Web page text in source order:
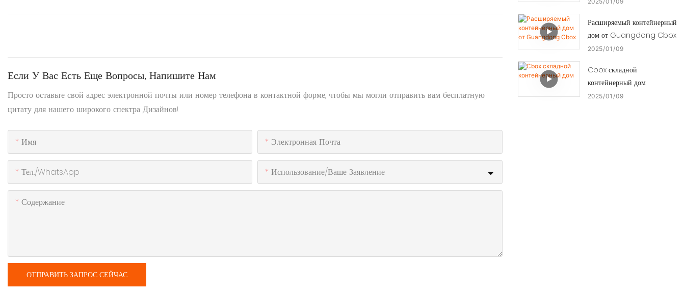
Если У Вас Есть Еще Вопросы, Напишите Нам
Просто оставьте свой адрес электронной почты или номер телефона в контактной форме, чтобы мы могли отправить вам бесплатную
цитату для нашего широкого спектра Дизайнов!
Имя Электронная Почта
Тел./WhatsApp Использование/ваше Заявление
Содержание
ОТПРАВИТЬ ЗАПРОС СЕЙЧАС
Расширяемый контейнерный
дом от Guangdong Cbox
2025 01 09
Cbox складной
контейнерный дом
2025 01 09